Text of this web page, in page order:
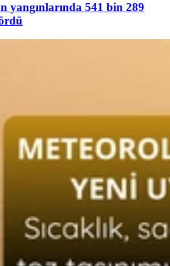
yangınlarında 541 bin 289